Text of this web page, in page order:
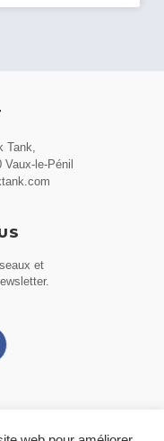
Tank,
le-Pénil
et